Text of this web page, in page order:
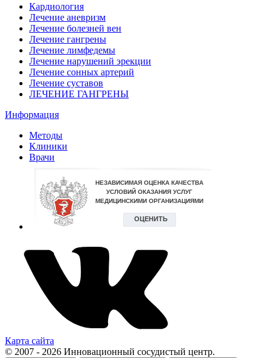
Кардиология
Лечение аневризм
Лечение болезней вен
Лечение гангрены
Лечение лимфедемы
Лечение нарушений эрекции
Лечение сонных артерий
Лечение суставов
ЛЕЧЕНИЕ ГАНГРЕНЫ
Информация
Методы
Клиники
Врачи
Карта сайта
© 2007 - 2026 Инновационный сосудистый центр.